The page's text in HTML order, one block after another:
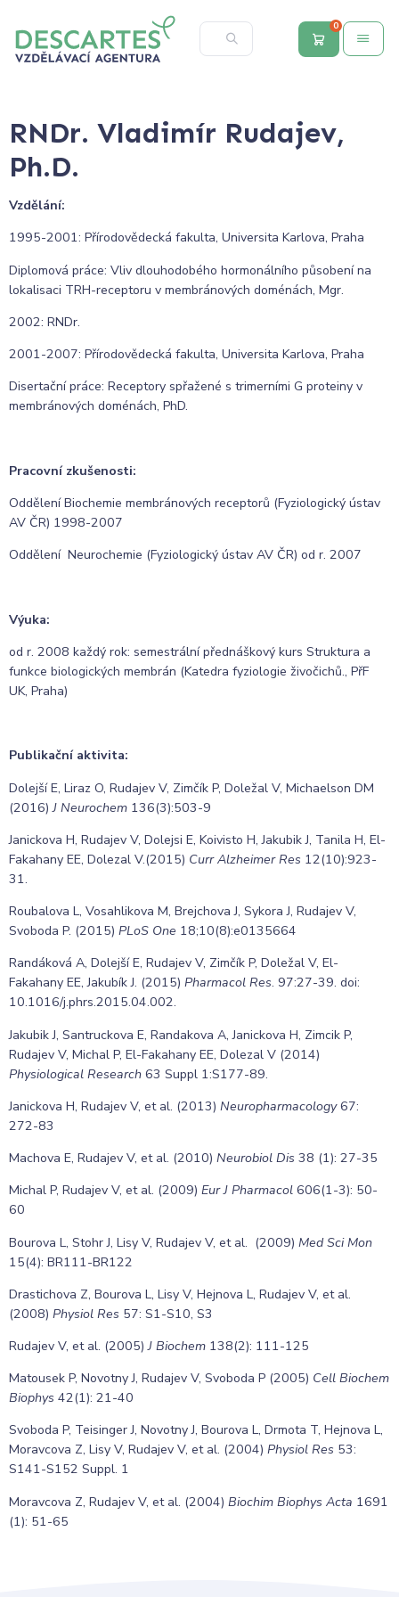
0
RNDr. Vladimír Rudajev,
Ph.D.
Vzdělání:
1995-2001: Přírodovědecká fakulta, Universita Karlova, Praha
Diplomová práce: Vliv dlouhodobého hormonálního působení na
lokalisaci TRH-receptoru v membránových doménách, Mgr.
2002: RNDr.
2001-2007: Přírodovědecká fakulta, Universita Karlova, Praha
Disertační práce: Receptory spřažené s trimerními G proteiny v
membránových doménách, PhD.
Pracovní zkušenosti:
Oddělení Biochemie membránových receptorů (Fyziologický ústav
AV ČR) 1998-2007
Oddělení Neurochemie (Fyziologický ústav AV ČR) od r. 2007
Výuka:
od r. 2008 každý rok: semestrální přednáškový kurs Struktura a
funkce biologických membrán (Katedra fyziologie živočichů., PřF
UK, Praha)
Publikační aktivita:
Dolejší E, Liraz O, Rudajev V, Zimčík P, Doležal V, Michaelson DM
(2016)J Neurochem 136(3):503-9
Janickova H, Rudajev V, Dolejsi E, Koivisto H, Jakubik J, Tanila H, El-
Fakahany EE, Dolezal V.(2015) Curr Alzheimer Res 12(10):923-
31.
Roubalova L, Vosahlikova M, Brejchova J, Sykora J, Rudajev V,
Svoboda P. (2015) PLoS One 18;10(8):e0135664
Randáková A, Dolejší E, Rudajev V, Zimčík P, Doležal V, El-
Fakahany EE, Jakubík J. (2015) Pharmacol Res. 97:27-39. doi:
10.1016/j.phrs.2015.04.002.
Jakubik J, Santruckova E, Randakova A, Janickova H, Zimcik P,
Rudajev V, Michal P, El-Fakahany EE, Dolezal V (2014)
Physiological Research 63 Suppl 1:S177-89.
Janickova H, Rudajev V, et al. (2013) Neuropharmacology67:
272-83
Machova E, Rudajev V, et al. (2010) Neurobiol Dis 38 (1): 27-35
Michal P, Rudajev V, et al. (2009) Eur J Pharmacol 606(1-3): 50-
60
Bourova L, Stohr J, Lisy V, Rudajev V, et al. (2009) Med Sci Mon
15(4): BR111-BR122
Drastichova Z, Bourova L, Lisy V, Hejnova L, Rudajev V, et al.
(2008) Physiol Res 57: S1-S10, S3
Rudajev V, et al. (2005)J Biochem 138(2): 111-125
Matousek P, Novotny J, Rudajev V, Svoboda P (2005) Cell Biochem
Biophys 42(1): 21-40
Svoboda P, Teisinger J, Novotny J, Bourova L, Drmota T, Hejnova L,
Moravcova Z, Lisy V, Rudajev V, et al. (2004) Physiol Res 53:
S141-S152 Suppl. 1
Moravcova Z, Rudajev V, et al. (2004) Biochim Biophys Acta 1691
(1): 51-65